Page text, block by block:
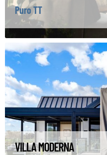
Puro TT
VILLA MODERNA